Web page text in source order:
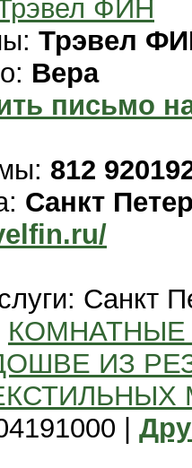
ФИН
Трэвел
Вера
письмо
812
Санкт
Санкт
ИЗ
|